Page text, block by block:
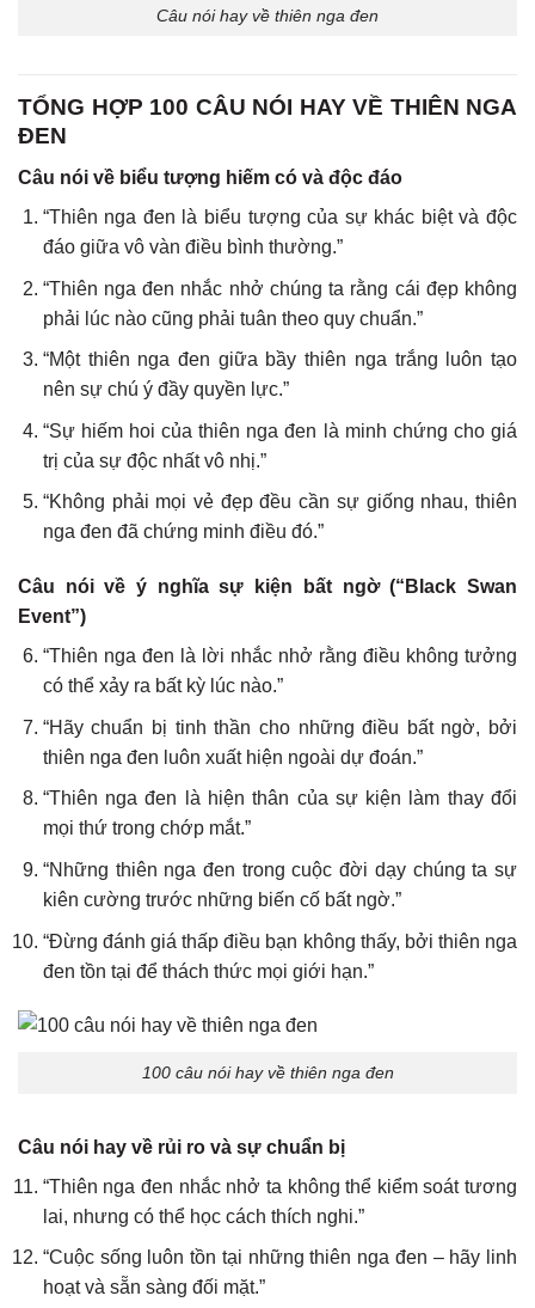
Câu nói hay về thiên nga đen
TỔNG HỢP 100 CÂU NÓI HAY VỀ THIÊN NGA
ĐEN
Câu nói về biểu tượng hiếm có và độc đáo
“Thiên nga đen là biểu tượng của sự khác biệt và độc
đáo giữa vô vàn điều bình thường.”
“Thiên nga đen nhắc nhở chúng ta rằng cái đẹp không
phải lúc nào cũng phải tuân theo quy chuẩn.”
“Một thiên nga đen giữa bầy thiên nga trắng luôn tạo
nên sự chú ý đầy quyền lực.”
“Sự hiếm hoi của thiên nga đen là minh chứng cho giá
trị của sự độc nhất vô nhị.”
“Không phải mọi vẻ đẹp đều cần sự giống nhau, thiên
nga đen đã chứng minh điều đó.”
Câu nói về ý nghĩa sự kiện bất ngờ (“Black Swan
Event”)
“Thiên nga đen là lời nhắc nhở rằng điều không tưởng
có thể xảy ra bất kỳ lúc nào.”
“Hãy chuẩn bị tinh thần cho những điều bất ngờ, bởi
thiên nga đen luôn xuất hiện ngoài dự đoán.”
“Thiên nga đen là hiện thân của sự kiện làm thay đổi
mọi thứ trong chớp mắt.”
“Những thiên nga đen trong cuộc đời dạy chúng ta sự
kiên cường trước những biến cố bất ngờ.”
“Đừng đánh giá thấp điều bạn không thấy, bởi thiên nga
đen tồn tại để thách thức mọi giới hạn.”
100 câu nói hay về thiên nga đen
Câu nói hay về rủi ro và sự chuẩn bị
“Thiên nga đen nhắc nhở ta không thể kiểm soát tương
lai, nhưng có thể học cách thích nghi.”
“Cuộc sống luôn tồn tại những thiên nga đen – hãy linh
hoạt và sẵn sàng đối mặt.”